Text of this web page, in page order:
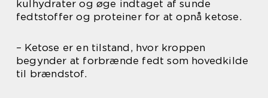
kulhydrater og øge indtaget af sunde
fedtstoffer og proteiner for at opnå ketose.
– Ketose er en tilstand, hvor kroppen
begynder at forbrænde fedt som hovedkilde
til brændstof.